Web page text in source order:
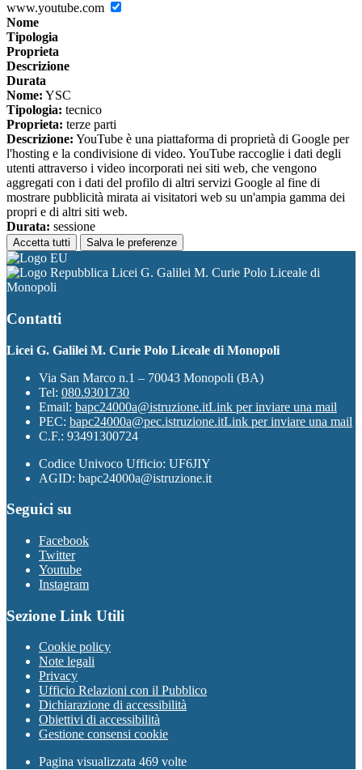
www.youtube.com
Nome
Tipologia
Proprieta
Descrizione
Durata
Nome: YSC
Tipologia: tecnico
Proprieta: terze parti
Descrizione: YouTube è una piattaforma di proprietà di Google per
l'hosting e la condivisione di video. YouTube raccoglie i dati degli
utenti attraverso i video incorporati nei siti web, che vengono
aggregati con i dati del profilo di altri servizi Google al fine di
mostrare pubblicità mirata ai visitatori web su un'ampia gamma dei
propri e di altri siti web.
Durata: sessione
Accetta tutti Salva le preferenze
Licei G. Galilei M. Curie Polo Liceale di
Monopoli
Contatti
Licei G. Galilei M. Curie Polo Liceale di Monopoli
Via San Marco n.1 – 70043 Monopoli (BA)
Tel: 080.9301730
Email: bapc24000a@istruzione.itLink per inviare una mail
PEC: bapc24000a@pec.istruzione.itLink per inviare una mail
C.F.: 93491300724
Codice Univoco Ufficio: UF6JIY
AGID: bapc24000a@istruzione.it
Seguici su
Facebook
Twitter
Youtube
Instagram
Sezione Link Utili
Cookie policy
Note legali
Privacy
Ufficio Relazioni con il Pubblico
Dichiarazione di accessibilità
Obiettivi di accessibilità
Gestione consensi cookie
Pagina visualizzata 469 volte